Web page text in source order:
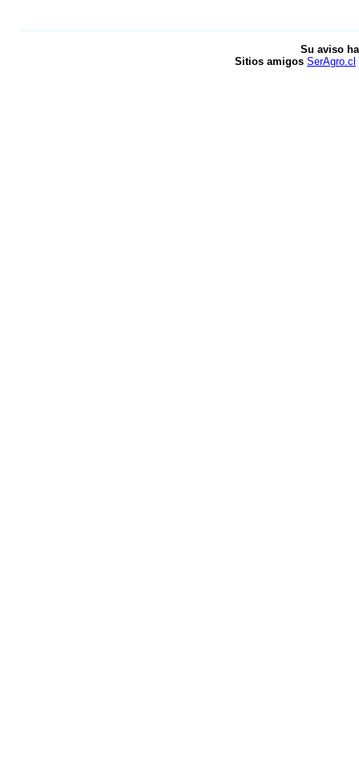
Su aviso
Sitios amigos SerAgro.cl